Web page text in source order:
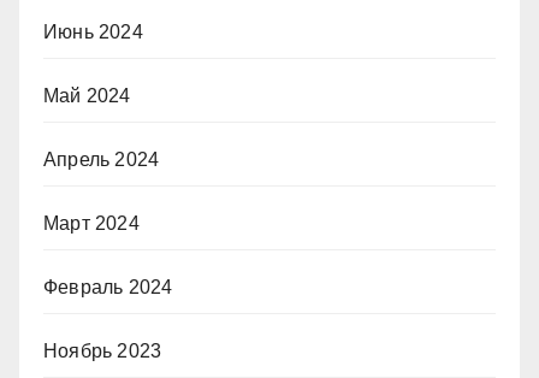
Июнь 2024
Май 2024
Апрель 2024
Март 2024
Февраль 2024
Ноябрь 2023